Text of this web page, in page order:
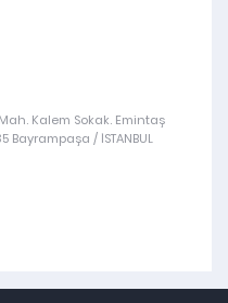
Kalem Sokak. Emintaş
Bayrampaşa / İSTANBUL